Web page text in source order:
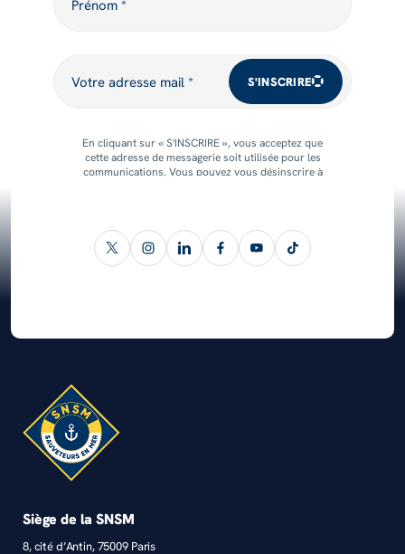
Prénom *
Votre adresse mail * S'INSCRIRE
En cliquant sur « S'INSCRIRE », vous acceptez que
cette adresse de messagerie soit utilisée pour les
communications. Vous pouvez vous désinscrire à
Siège de la SNSM
8, cité d’Antin, 75009 Paris